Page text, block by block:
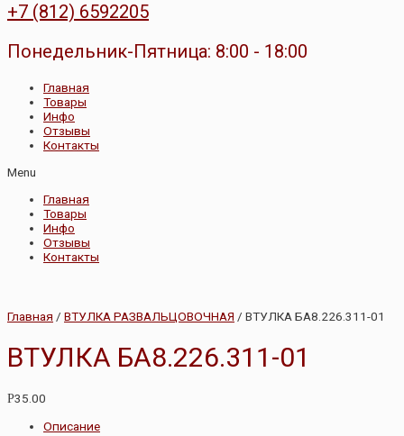
+7 (812) 6592205
Понедельник-Пятница: 8:00 - 18:00
Главная
Товары
Инфо
Отзывы
Контакты
Menu
Главная
Товары
Инфо
Отзывы
Контакты
Главная / ВТУЛКА РАЗВАЛЬЦОВОЧНАЯ / ВТУЛКА БА8.226.311-01
ВТУЛКА БА8.226.311-01
Р35.00
Описание